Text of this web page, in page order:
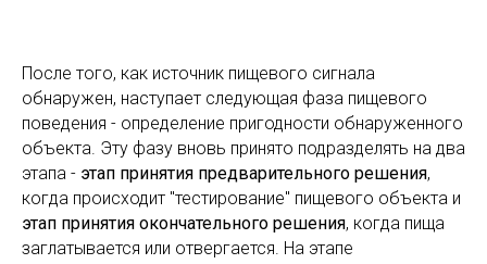
После того, как источник пищевого сигнала
обнаружен, наступает следующая фаза пищевого
поведения - определение пригодности обнаруженного
объекта. Эту фазу вновь принято подразделять на два
этапа - этап принятия предварительного решения,
когда происходит "тестирование" пищевого объекта и
этап принятия окончательного решения, когда пища
заглатывается или отвергается. На этапе